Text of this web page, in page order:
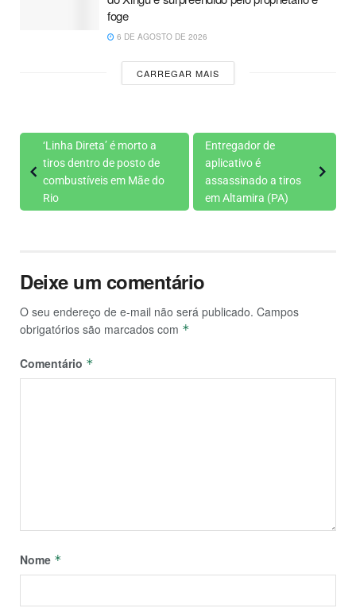
foge
6 DE AGOSTO DE 2026
CARREGAR MAIS
‘Linha Direta’ é morto a
tiros dentro de posto de
combustíveis em Mãe do
Rio
Entregador de
aplicativo é
assassinado a tiros
em Altamira (PA)
Deixe um comentário
O seu endereço de e-mail não será publicado. Campos
obrigatórios são marcados com *
Comentário *
Nome *